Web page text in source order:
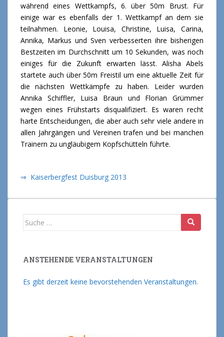
während eines Wettkampfs, 6. über 50m Brust. Für
einige war es ebenfalls der 1. Wettkampf an dem sie
teilnahmen. Leonie, Louisa, Christine, Luisa, Carina,
Annika, Markus und Sven verbesserten ihre bisherigen
Bestzeiten im Durchschnitt um 10 Sekunden, was noch
einiges für die Zukunft erwarten lässt. Alisha Abels
startete auch über 50m Freistil um eine aktuelle Zeit für
die nächsten Wettkämpfe zu haben. Leider wurden
Annika Schiffler, Luisa Braun und Florian Grümmer
wegen eines Frühstarts disqualifiziert. Es waren recht
harte Entscheidungen, die aber auch sehr viele andere in
allen Jahrgängen und Vereinen trafen und bei manchen
Trainern zu ungläubigem Kopfschütteln führte.
⇒ Kaiserbergfest Duisburg 2013
Suche nach:
ANSTEHENDE VERANSTALTUNGEN
Es gibt derzeit keine bevorstehenden Veranstaltungen.